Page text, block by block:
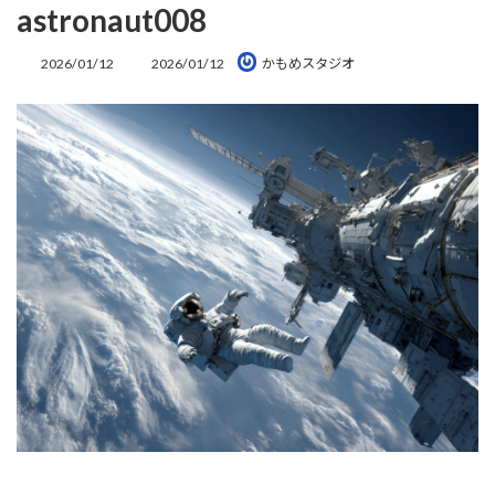
astronaut008
2026/01/12
最
日
時
:
2026/01/12 かもめスタジオ